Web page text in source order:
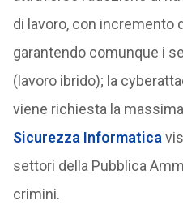
di lavoro, con incremento
garantendo comunque i
(lavoro ibrido); la
viene richiesta la
Sicurezza Informatica
settori della Pubblica
crimini.